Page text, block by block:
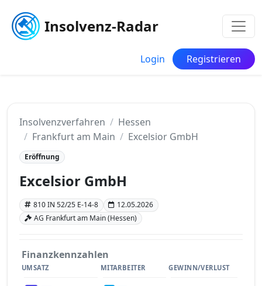
Insolvenz-Radar
Login Registrieren
Insolvenzverfahren
Hessen
Frankfurt am Main
Excelsior GmbH
Eröffnung
Excelsior GmbH
810 IN 52/25 E-14-8
12.05.2026
AG Frankfurt am Main (Hessen)
Finanzkennzahlen
UMSATZ MITARBEITER GEWINN/VERLUST